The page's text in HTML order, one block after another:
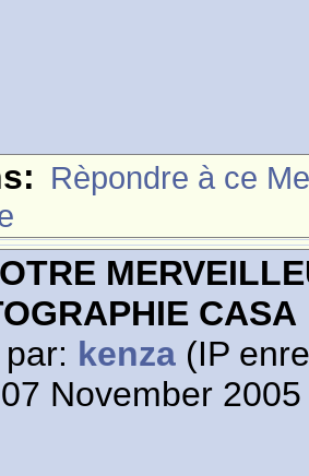
Rèpondre à ce
CASA
kenza (IP
November